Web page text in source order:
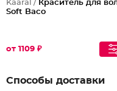
Kaaral / Краситель для
Soft Baco
от 1109 ₽
Способы доставки